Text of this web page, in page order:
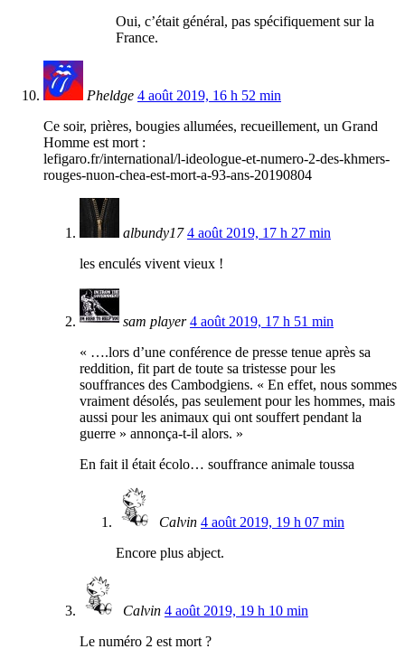
Oui, c’était général, pas spécifiquement sur la
France.
Pheldge 4 août 2019, 16 h 52 min
Ce soir, prières, bougies allumées, recueillement, un Grand
Homme est mort :
lefigaro.fr/international/l-ideologue-et-numero-2-des-khmers-
rouges-nuon-chea-est-mort-a-93-ans-20190804
albundy17 4 août 2019, 17 h 27 min
les enculés vivent vieux !
sam player 4 août 2019, 17 h 51 min
« ….lors d’une conférence de presse tenue après sa
reddition, fit part de toute sa tristesse pour les
souffrances des Cambodgiens. « En effet, nous sommes
vraiment désolés, pas seulement pour les hommes, mais
aussi pour les animaux qui ont souffert pendant la
guerre » annonça-t-il alors. »
En fait il était écolo… souffrance animale toussa
Calvin 4 août 2019, 19 h 07 min
Encore plus abject.
Calvin 4 août 2019, 19 h 10 min
Le numéro 2 est mort ?